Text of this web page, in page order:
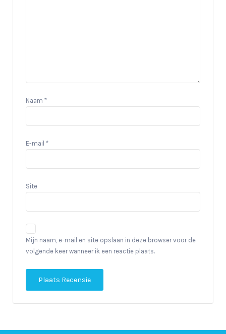
Naam *
E-mail *
Site
Mijn naam, e-mail en site opslaan in deze browser voor de
volgende keer wanneer ik een reactie plaats.